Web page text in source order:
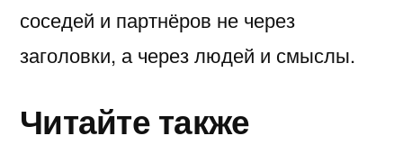
соседей и партнёров не через
заголовки, а через людей и смыслы.
Читайте также